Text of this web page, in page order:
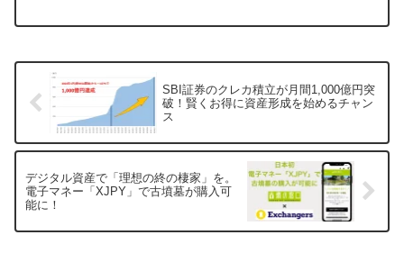
り、読者からは高い評価を得ています。
なるでしょう。
SBI証券のクレカ積立が月間1,000億円突
破！賢くお得に資産形成を始めるチャン
ス
デジタル資産で「理想の終の棲家」を。
電子マネー「XJPY」で古墳墓が購入可
能に！